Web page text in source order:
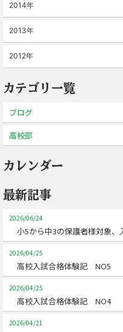
2014年
2013年
2012年
カテゴリ一覧
ブログ
高校部
カレンダー
最新記事
2026/06/24
小5から中3の保護者様対象、
2026/04/25
高校入試合格体験記 NO5
2026/04/25
高校入試合格体験記 NO4
2026/04/21